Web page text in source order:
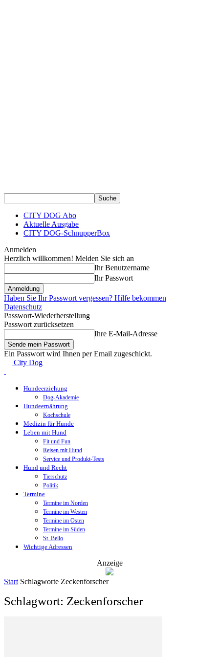
CITY DOG Abo
Aktuelle Ausgabe
CITY DOG-SchnupperBox
Anmelden
Herzlich willkommen! Melden Sie sich an
Ihr Benutzername
Ihr Passwort
Haben Sie Ihr Passwort vergessen? Hilfe bekommen
Datenschutz
Passwort-Wiederherstellung
Passwort zurücksetzen
Ihre E-Mail-Adresse
Ein Passwort wird Ihnen per Email zugeschickt.
City Dog
Hundeerziehung
Dog-Akademie
Hundeernährung
Kochschule
Medizin für Hunde
Leben mit Hund
Fit und Fun
Reisen mit Hund
Service und Produkt-Tests
Hund und Recht
Tierschutz
Politik
Termine
Termine im Norden
Termine im Westen
Termine im Osten
Termine im Süden
St. Bello
Wichtige Adressen
Anzeige
Start Schlagworte Zeckenforscher
Schlagwort: Zeckenforscher